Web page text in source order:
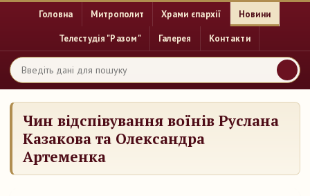
Головна Митрополит Храми єпархії Новини
Телестудія "Разом" Галерея Контакти
Чин відспівування воїнів Руслана
Казакова та Олександра
Артеменка